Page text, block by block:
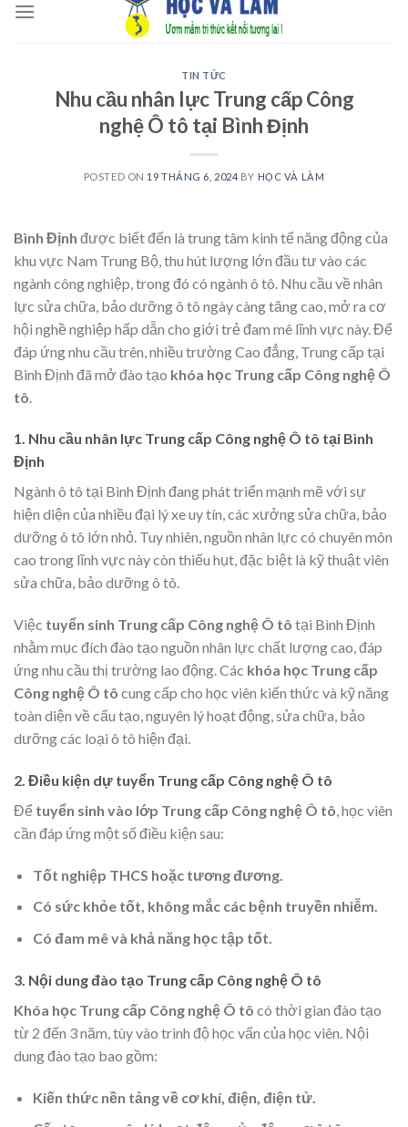
TIN TỨC
Nhu cầu nhân lực Trung cấp Công
nghệ Ô tô tại Bình Định
POSTED ON 19 THÁNG 6, 2024 BY HỌC VÀ LÀM
Bình Định được biết đến là trung tâm kinh tế năng động của
khu vực Nam Trung Bộ, thu hút lượng lớn đầu tư vào các
ngành công nghiệp, trong đó có ngành ô tô. Nhu cầu về nhân
lực sửa chữa, bảo dưỡng ô tô ngày càng tăng cao, mở ra cơ
hội nghề nghiệp hấp dẫn cho giới trẻ đam mê lĩnh vực này. Để
đáp ứng nhu cầu trên, nhiều trường Cao đẳng, Trung cấp tại
Bình Định đã mở đào tạo khóa học Trung cấp Công nghệ Ô
tô
1. Nhu cầu nhân lực Trung cấp Công nghệ Ô tô tại Bình
Định
Ngành ô tô tại Bình Định đang phát triển mạnh mẽ với sự
hiện diện của nhiều đại lý xe uy tín, các xưởng sửa chữa, bảo
dưỡng ô tô lớn nhỏ. Tuy nhiên, nguồn nhân lực có chuyên môn
cao trong lĩnh vực này còn thiếu hụt, đặc biệt là kỹ thuật viên
sửa chữa, bảo dưỡng ô tô.
Việc tuyển sinh Trung cấp Công nghệ Ô tô tại Bình Định
nhằm mục đích đào tạo nguồn nhân lực chất lượng cao, đáp
ứng nhu cầu thị trường lao động. Các khóa học Trung cấp
Công nghệ Ô tô cung cấp cho học viên kiến thức và kỹ năng
toàn diện về cấu tạo, nguyên lý hoạt động, sửa chữa, bảo
dưỡng các loại ô tô hiện đại.
2. Điều kiện dự tuyển Trung cấp Công nghệ Ô tô
Để tuyển sinh vào lớp Trung cấp Công nghệ Ô tô, học viên
cần đáp ứng một số điều kiện sau:
Tốt nghiệp THCS hoặc tương đương.
Có sức khỏe tốt, không mắc các bệnh truyền nhiễm.
Có đam mê và khả năng học tập tốt.
3. Nội dung đào tạo Trung cấp Công nghệ Ô tô
Khóa học Trung cấp Công nghệ Ô tô có thời gian đào tạo
từ 2 đến 3 năm, tùy vào trình độ học vấn của học viên. Nội
dung đào tạo bao gồm:
Kiến thức nền tảng về cơ khí, điện, điện tử.